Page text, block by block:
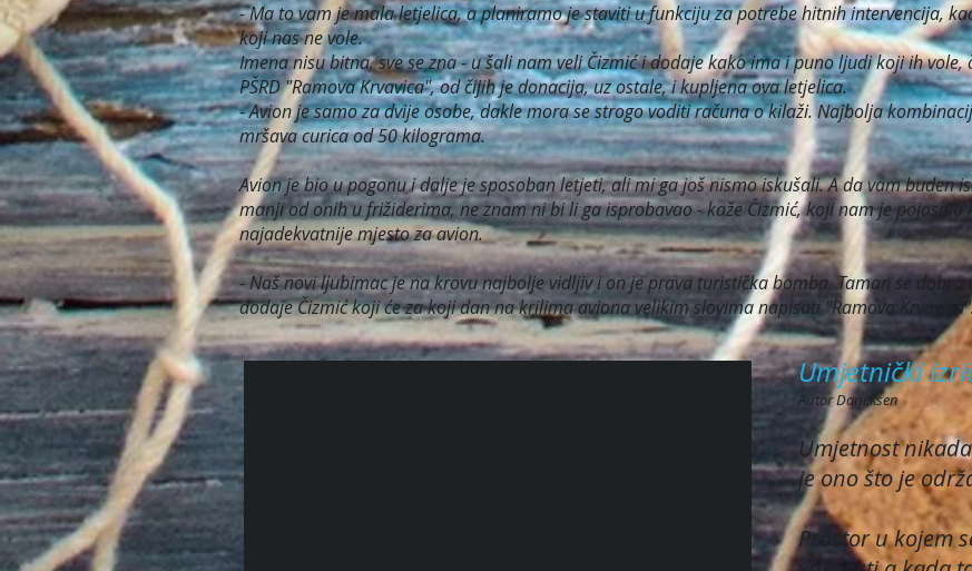
- Ma to vam je mala letjelica, a planiramo je staviti u funkciju za potrebe hitnih intervencija,
koji nas ne vole.
Imena nisu bitna, sve se zna - u šali nam veli Čizmić i dodaje kako ima i puno ljudi koji ih vole,
PŠRD "Ramova Krvavica", od čijih je donacija, uz ostale, i kupljena ova letjelica.
- Avion je samo za dvije osobe, dakle mora se strogo voditi računa o kilaži. Najbolja
mršava curica od 50 kilograma.
Avion je bio u pogonu i dalje je sposoban letjeti, ali mi ga još nismo iskušali. A da vam buden
manji od onih u frižiderima, ne znam ni bi li ga isprobavao - kaže Čizmić, koji nam je pojasnio
najadekvatnije mjesto za avion.
- Naš novi ljubimac je na krovu najbolje vidljiv i on je prava turistička bomba. Taman se
dodaje Čizmić koji će za koji dan na krilima aviona velikim slovima napisati "Ramova
Umjetnički
Autor Daneksen
Umjetnost
je ono što je
Prostor u kojem